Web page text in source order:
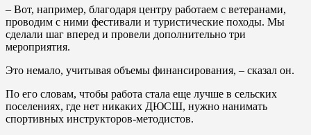
– Вот, например, благодаря центру работаем с ветеранами,
проводим с ними фестивали и туристические походы. Мы
сделали шаг вперед и провели дополнительно три
мероприятия.
Это немало, учитывая объемы финансирования, – сказал он.
По его словам, чтобы работа стала еще лучше в сельских
поселениях, где нет никаких ДЮСШ, нужно нанимать
спортивных инструкторов-методистов.